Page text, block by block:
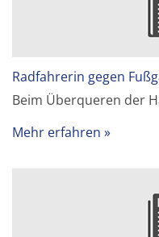
Radfahrerin gegen
Beim Überqueren der
Mehr erfahren